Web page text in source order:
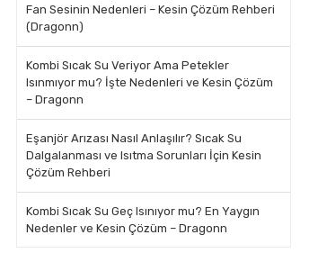
Fan Sesinin Nedenleri – Kesin Çözüm Rehberi
(Dragonn)
Kombi Sıcak Su Veriyor Ama Petekler
Isınmıyor mu? İşte Nedenleri ve Kesin Çözüm
– Dragonn
Eşanjör Arızası Nasıl Anlaşılır? Sıcak Su
Dalgalanması ve Isıtma Sorunları İçin Kesin
Çözüm Rehberi
Kombi Sıcak Su Geç Isınıyor mu? En Yaygın
Nedenler ve Kesin Çözüm – Dragonn